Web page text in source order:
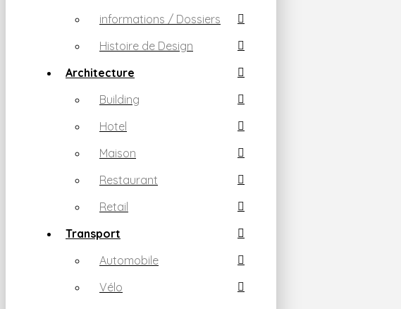
informations / Dossiers
Histoire de Design
Architecture
Building
Hotel
Maison
Restaurant
Retail
Transport
Automobile
Vélo